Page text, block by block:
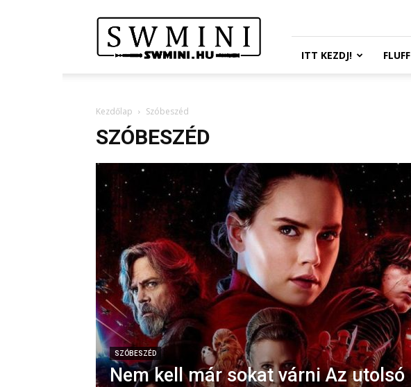
Wars
Miniatures
Portál
ITT KEZDJ! FLUFF
Kezdőlap Szóbeszéd
SZÓBESZÉD
SZÓBESZÉD
Nem kell már sokat várni Az utolsó